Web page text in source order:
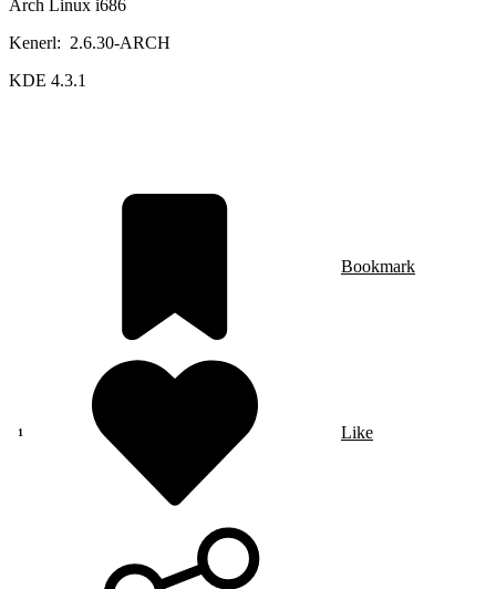
Arch Linux i686
Kenerl: 2.6.30-ARCH
KDE 4.3.1
Bookmark
Like